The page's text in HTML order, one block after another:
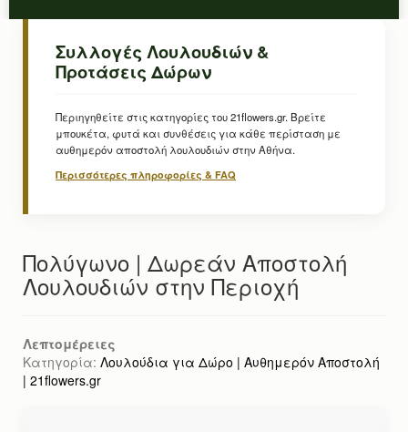
Συλλογές Λουλουδιών &
Προτάσεις Δώρων
Περιηγηθείτε στις κατηγορίες του 21flowers.gr. Βρείτε
μπουκέτα, φυτά και συνθέσεις για κάθε περίσταση με
αυθημερόν αποστολή λουλουδιών στην Αθήνα.
Περισσότερες πληροφορίες & FAQ
Πολύγωνο | Δωρεάν Αποστολή
Λουλουδιών στην Περιοχή
Λεπτομέρειες
Κατηγορία: Λουλούδια για Δώρο | Αυθημερόν Αποστολή
| 21flowers.gr